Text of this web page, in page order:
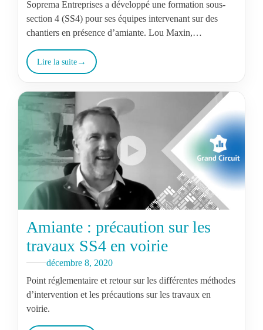
Soprema Entreprises a développé une formation sous-
section 4 (SS4) pour ses équipes intervenant sur des
chantiers en présence d’amiante. Lou Maxin,
responsable activité Amiante agence de Paris, répond…
Lire la suite
Amiante : précaution sur les
travaux SS4 en voirie
décembre 8, 2020
Point réglementaire et retour sur les différentes méthodes
d’intervention et les précautions sur les travaux en
voirie.